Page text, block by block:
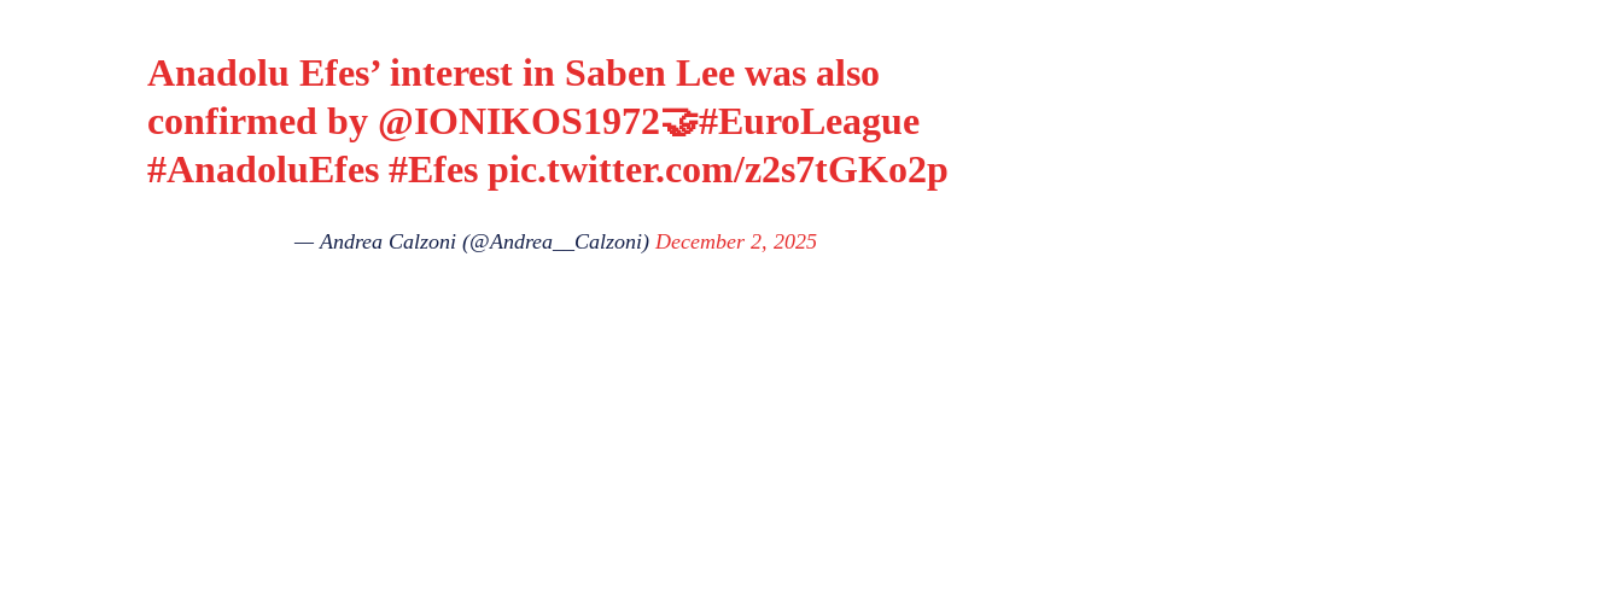
Anadolu Efes’ interest in Saben Lee was also
confirmed by @IONIKOS1972🤝#EuroLeague
#AnadoluEfes #Efes pic.twitter.com/z2s7tGKo2p
— Andrea Calzoni (@Andrea__Calzoni) December 2, 2025